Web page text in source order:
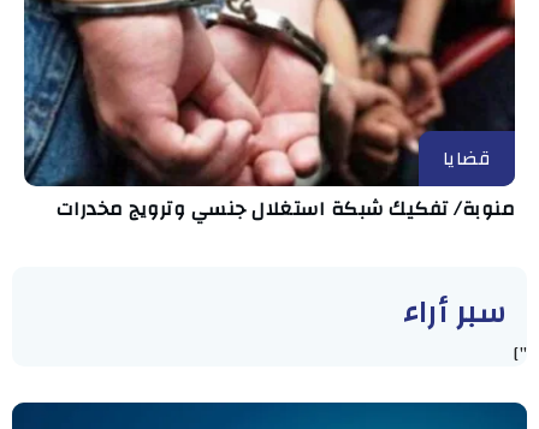
قضايا
منوبة/ تفكيك شبكة استغلال جنسي وترويج مخدرات
سبر أراء
"]